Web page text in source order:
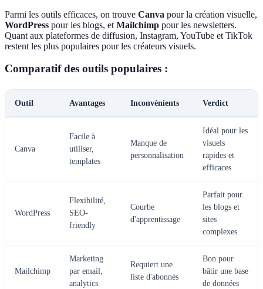
Parmi les outils efficaces, on trouve Canva pour la création visuelle,
WordPress pour les blogs, et Mailchimp pour les newsletters.
Quant aux plateformes de diffusion, Instagram, YouTube et TikTok
restent les plus populaires pour les créateurs visuels.
Comparatif des outils populaires :
Outil Avantages Inconvénients Verdict
Canva
Facile à
utiliser,
templates
Manque de
personnalisation
Idéal pour les
visuels
rapides et
efficaces
WordPress
Flexibilité,
SEO-
friendly
Courbe
d'apprentissage
Parfait pour
les blogs et
sites
complexes
Mailchimp
Marketing
par email,
analytics
Requiert une
liste d'abonnés
Bon pour
bâtir une base
de données